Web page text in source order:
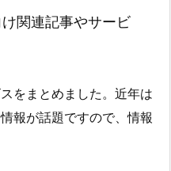
関連記事やサービ
をまとめました。近年は
報が話題ですので、情報